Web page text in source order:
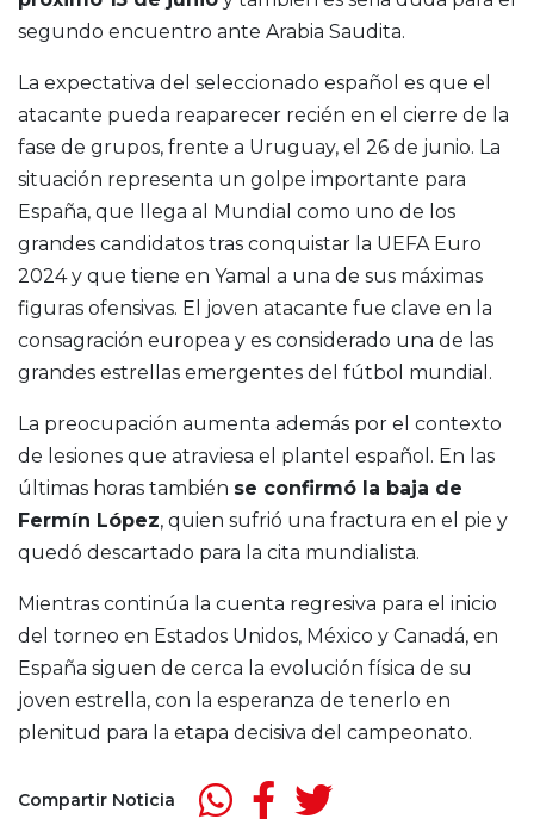
segundo encuentro ante Arabia Saudita.
La expectativa del seleccionado español es que el
atacante pueda reaparecer recién en el cierre de la
fase de grupos, frente a Uruguay, el 26 de junio. La
situación representa un golpe importante para
España, que llega al Mundial como uno de los
grandes candidatos tras conquistar la UEFA Euro
2024y que tiene en Yamal a una de sus máximas
figuras ofensivas. El joven atacante fue clave en la
consagración europea y es considerado una de las
grandes estrellas emergentes del fútbol mundial.
La preocupación aumenta además por el contexto
de lesiones que atraviesa el plantel español. En las
últimas horas también se confirmó la baja de
Fermín López, quien sufrió una fractura en el pie y
quedó descartado para la cita mundialista.
Mientras continúa la cuenta regresiva para el inicio
del torneo en Estados Unidos, México y Canadá, en
España siguen de cerca la evolución física de su
joven estrella, con la esperanza de tenerlo en
plenitud para la etapa decisiva del campeonato.
Compartir Noticia